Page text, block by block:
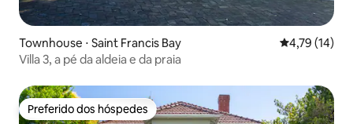
Townhouse ⋅ Saint Francis Bay 4,79 de uma
4,79 (14)
Villa 3, a pé da aldeia e da praia
Preferido dos hóspedes
Preferido dos hóspedes